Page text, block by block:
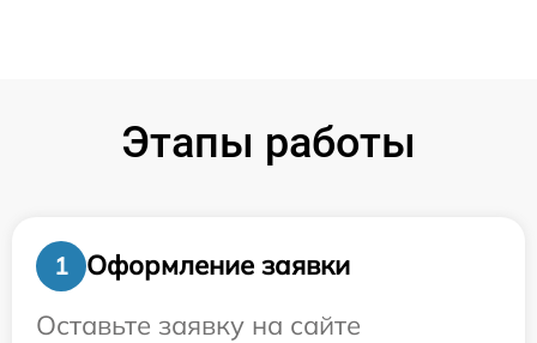
Этапы работы
1
Оформление заявки
Оставьте заявку на сайте